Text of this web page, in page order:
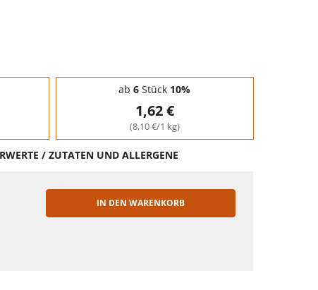
ab 6 Stück 10%
1,62 €
(8,10 €/1 kg)
/ ZUTATEN UND ALLERGENE
IN DEN WARENKORB